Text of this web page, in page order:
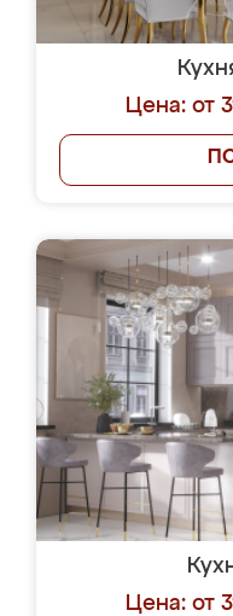
Цена: от
Цена: от